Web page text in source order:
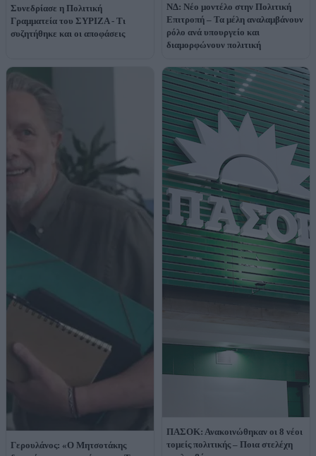
Συνεδρίασε η Πολιτική
Γραμματεία του ΣΥΡΙΖΑ - Τι
συζητήθηκε και οι αποφάσεις
ΝΔ: Νέο μοντέλο στην Πολιτική
Επιτροπή – Τα μέλη αναλαμβάνουν
ρόλο ανά υπουργείο και
διαμορφώνουν πολιτική
Γερουλάνος: «Ο Μητσοτάκης
ΠΑΣΟΚ: Ανακοινώθηκαν οι 8 νέοι
τομείς πολιτικής – Ποια στελέχη